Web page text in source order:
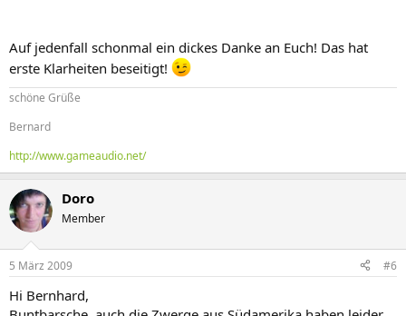
Auf jedenfall schonmal ein dickes Danke an Euch! Das hat
erste Klarheiten beseitigt!
schöne Grüße
Bernard
http://www.gameaudio.net/
Doro
Member
5 März 2009 #6
Hi Bernhard,